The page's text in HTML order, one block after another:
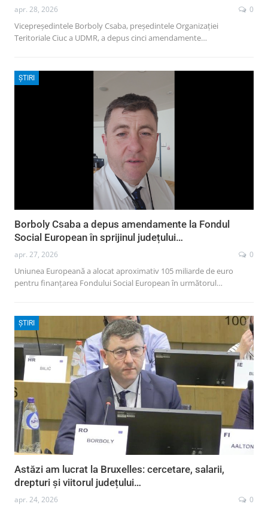
apr. 28, 2026 0
Vicepreședintele Borboly Csaba, președintele Organizației
Teritoriale Ciuc a UDMR, a depus cinci amendamente…
ȘTIRI
Borboly Csaba a depus amendamente la Fondul
Social European în sprijinul județului…
apr. 27, 2026 0
Uniunea Europeană a alocat aproximativ 105 miliarde de euro
pentru finanțarea Fondului Social European în următorul…
ȘTIRI
Astăzi am lucrat la Bruxelles: cercetare, salarii,
drepturi și viitorul județului…
apr. 24, 2026 0